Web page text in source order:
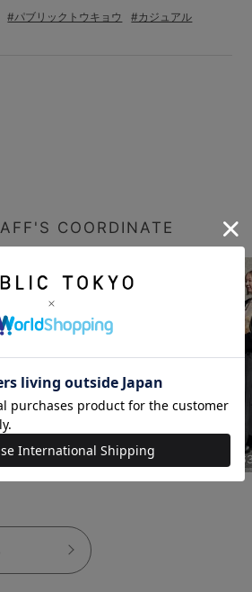
#パブリックトウキョウ
#カジュアル
COORDINATE
163cm